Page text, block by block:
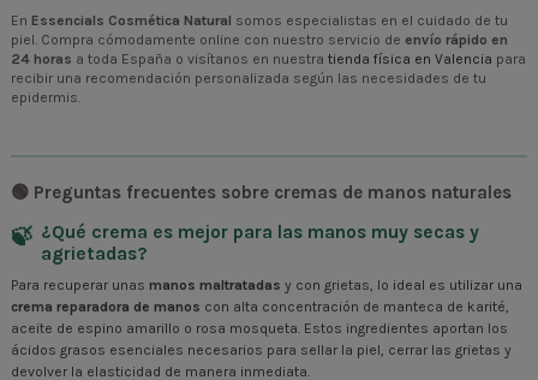
En Essencials Cosmética Natural somos especialistas en el cuidado de tu
piel. Compra cómodamente online con nuestro servicio de envío rápido en
24 horas a toda España o visítanos en nuestra tienda física en Valencia para
recibir una recomendación personalizada según las necesidades de tu
epidermis.
🟢 Preguntas frecuentes sobre cremas de manos naturales
¿Qué crema es mejor para las manos muy secas y
agrietadas?
Para recuperar unas manos maltratadas y con grietas, lo ideal es utilizar una
crema reparadora de manos con alta concentración de manteca de karité,
aceite de espino amarillo o rosa mosqueta. Estos ingredientes aportan los
ácidos grasos esenciales necesarios para sellar la piel, cerrar las grietas y
devolver la elasticidad de manera inmediata.